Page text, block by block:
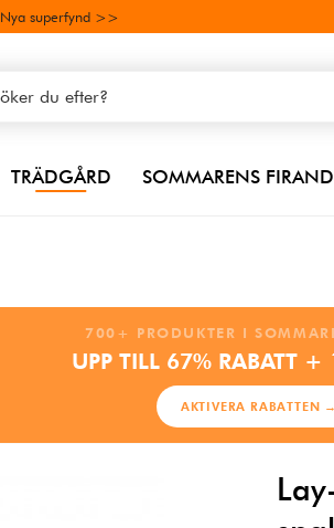
Nya superfynd >>
TRÄDGÅRD SOMMARENS
700+ PRODUKTER I
UPP TILL 67% RABATT +
AKTIVERA RABATTEN →